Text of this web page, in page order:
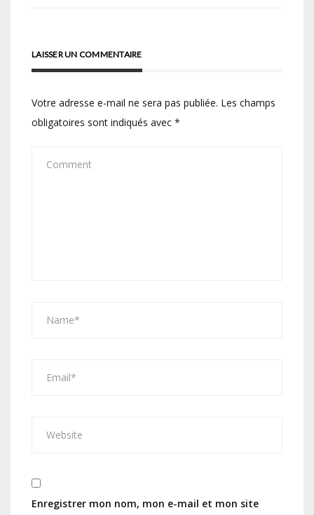
LAISSER UN COMMENTAIRE
Votre adresse e-mail ne sera pas publiée. Les champs
obligatoires sont indiqués avec *
Enregistrer mon nom, mon e-mail et mon site